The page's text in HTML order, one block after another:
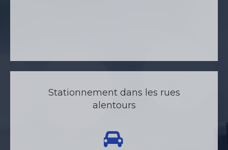
Stationnement dans les rues
alentours